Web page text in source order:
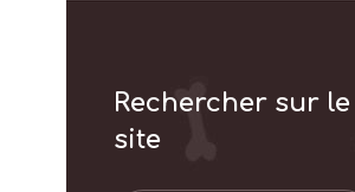
Rechercher sur le
site